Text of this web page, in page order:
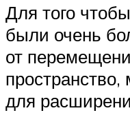
Для того
были очень
от
для